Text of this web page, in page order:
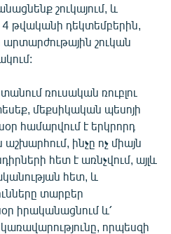
շուկայում, և
թվականի դեկտեմբերին,
արտարժութային շուկան
ռուսական ռուբլու
մեքսիկական պեսոյի
համարվում է երկրորդ
ինչը ոչ միայն
հետ է առնչվում, այլև
հետ, և
տարբեր
իրականացնում և՛
որպեսզի